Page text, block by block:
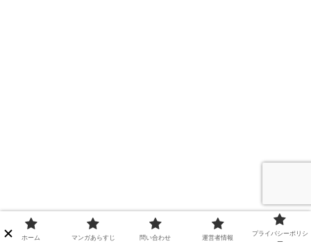
ホーム マンガあらすじ 問い合わせ 運営者情報
プライバシーポリシ
ー